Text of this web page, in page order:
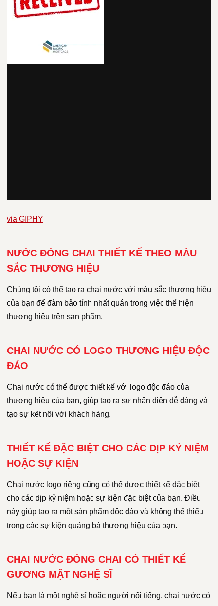
via GIPHY
NƯỚC ĐÓNG CHAI THIẾT KẾ THEO MÀU
SẮC THƯƠNG HIỆU
Chúng tôi có thể tạo ra chai nước với màu sắc thương hiệu
của bạn để đảm bảo tính nhất quán trong việc thể hiện
thương hiệu trên sản phẩm.
CHAI NƯỚC CÓ LOGO THƯƠNG HIỆU ĐỘC
ĐÁO
Chai nước có thể được thiết kế với logo độc đáo của
thương hiệu của bạn, giúp tạo ra sự nhận diện dễ dàng và
tạo sự kết nối với khách hàng.
THIẾT KẾ ĐẶC BIỆT CHO CÁC DỊP KỶ NIỆM
HOẶC SỰ KIỆN
Chai nước logo riêng cũng có thể được thiết kế đặc biệt
cho các dịp kỷ niệm hoặc sự kiện đặc biệt của bạn. Điều
này giúp tạo ra một sản phẩm độc đáo và không thể thiếu
trong các sự kiện quảng bá thương hiệu của bạn.
CHAI NƯỚC ĐÓNG CHAI CÓ THIẾT KẾ
GƯƠNG MẶT NGHỆ SĨ
Nếu bạn là một nghệ sĩ hoặc người nổi tiếng, chai nước có